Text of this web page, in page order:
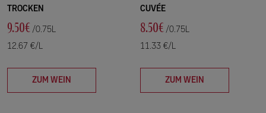
TROCKEN
9.50€ /0.75L
12.67 €/L
ZUM WEIN
CUVÉE
8.50€ /0.75L
11.33 €/L
ZUM WEIN